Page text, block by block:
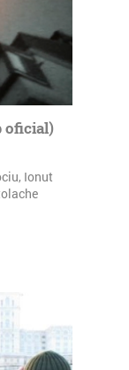
oficial)
Ionut